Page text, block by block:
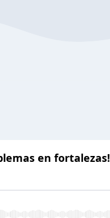
en fortalezas!